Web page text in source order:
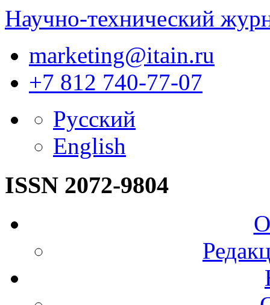
Научно-технический
marketing@itain.ru
+7 812 740-77-07
Русский
English
ISSN 2072-9804